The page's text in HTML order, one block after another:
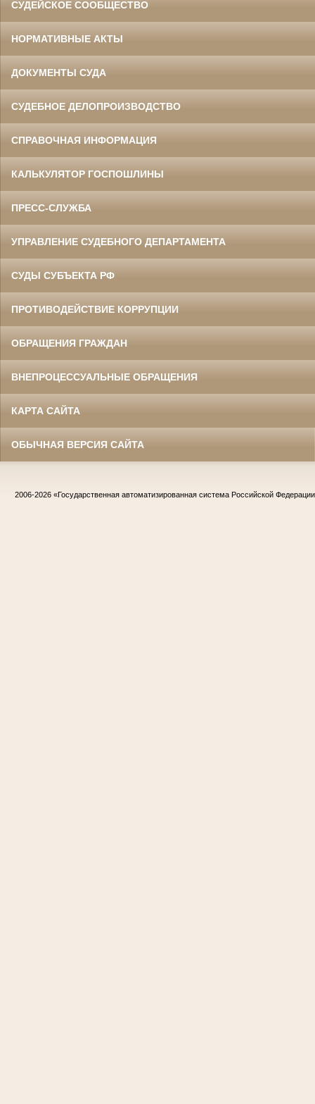
СУДЕЙСКОЕ СООБЩЕСТВО
НОРМАТИВНЫЕ АКТЫ
ДОКУМЕНТЫ СУДА
СУДЕБНОЕ ДЕЛОПРОИЗВОДСТВО
СПРАВОЧНАЯ ИНФОРМАЦИЯ
КАЛЬКУЛЯТОР ГОСПОШЛИНЫ
ПРЕСС-СЛУЖБА
УПРАВЛЕНИЕ СУДЕБНОГО ДЕПАРТАМЕНТА
СУДЫ СУБЪЕКТА РФ
ПРОТИВОДЕЙСТВИЕ КОРРУПЦИИ
ОБРАЩЕНИЯ ГРАЖДАН
ВНЕПРОЦЕССУАЛЬНЫЕ ОБРАЩЕНИЯ
КАРТА САЙТА
ОБЫЧНАЯ ВЕРСИЯ САЙТА
2006-2026 «Государственная автоматизированная система Российской